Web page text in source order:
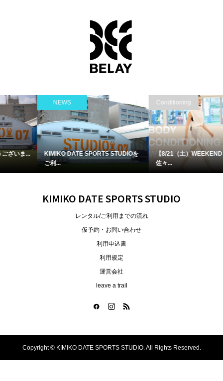
Conditioning
【8/21（土）WEEKEND CLASS】
Dance/ダンス
【8月レッスン】チアダンスチーム...
KIMIKO DATE SPORTS STUDIO
レンタル/ご利用までの流れ
仮予約・お問い合わせ
利用申込書
利用規定
運営会社
leave a trail
Copyright ©KIMIKO DATE SPORTS STUDIO. All Rights Reserved.